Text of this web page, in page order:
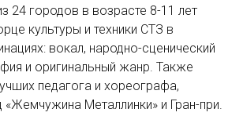
24 городов в возрасте 8-11 лет
культуры и техники СТЗ в
вокал, народно-сценический
и оригинальный жанр. Также
педагога и хореографа,
«Жемчужина Металлинки» и Гран-при.